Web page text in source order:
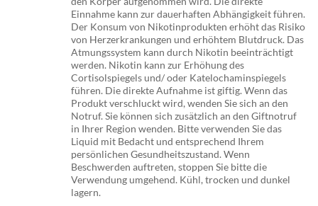
Einnahme kann zur dauerhaften Abhängigkeit führen.
Der Konsum von Nikotinprodukten erhöht das Risiko
von Herzerkrankungen und erhöhtem Blutdruck. Das
Atmungssystem kann durch Nikotin beeinträchtigt
werden. Nikotin kann zur Erhöhung des
Cortisolspiegels und/ oder Katelochaminspiegels
führen. Die direkte Aufnahme ist giftig. Wenn das
Produkt verschluckt wird, wenden Sie sich an den
Notruf. Sie können sich zusätzlich an den Giftnotruf
in Ihrer Region wenden. Bitte verwenden Sie das
Liquid mit Bedacht und entsprechend Ihrem
persönlichen Gesundheitszustand. Wenn
Beschwerden auftreten, stoppen Sie bitte die
Verwendung umgehend. Kühl, trocken und dunkel
lagern.